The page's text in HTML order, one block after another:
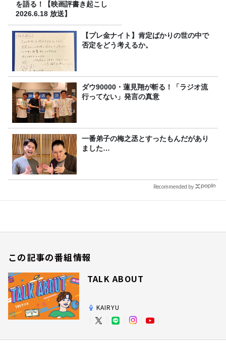
を語る！【映画評書き起こし
2026.6.18 放送】
【プレ金ナイト】肯定ばかりの世の中で
否定をどう考えるか。
ダウ90000・蓮見翔が斬る！「ラジオ流
行ってない」発言の真意
一番弟子の梅之丞とすったもんだがあり
ました…
Recommended by
この記事の番組情報
TALK ABOUT
KAIRYU